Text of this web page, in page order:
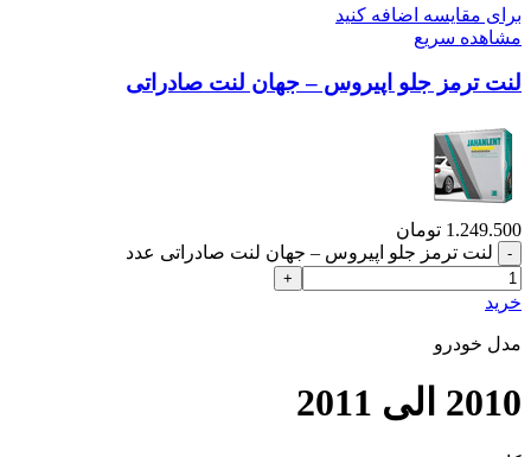
برای مقایسه اضافه کنید
مشاهده سریع
لنت ترمز جلو اپیروس – جهان لنت صادراتی
1.249.500 تومان
لنت ترمز جلو اپیروس – جهان لنت صادراتی عدد
خرید
مدل خودرو
2010 الی 2011